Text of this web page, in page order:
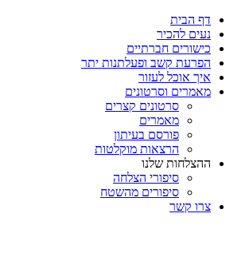
דף הבית
נעים להכיר
כישורים חברתיים
הפרעת קשב ופעלתנות יתר
איך אוכל לעזור
מאמרים וסרטונים
סרטונים קצרים
מאמרים
פורסם בעיתון
הרצאות מוקלטות
ההצלחות שלנו
סיפורי הצלחה
סיפורים מהשטח
צרו קשר